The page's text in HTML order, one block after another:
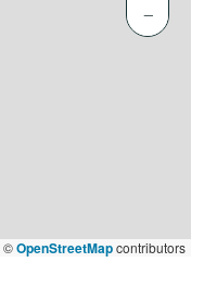
−
©OpenStreetMapcontributors